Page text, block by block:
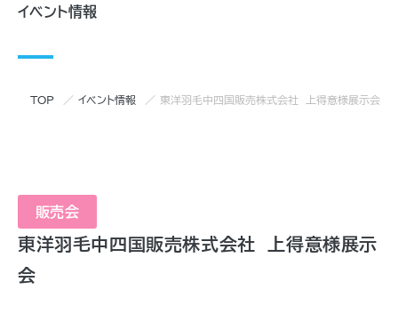
イベント情報
TOP イベント情報 東洋羽毛中四国販売株式会社 上得意様展示会
販売会
東洋羽毛中四国販売株式会社 上得意様展示
会